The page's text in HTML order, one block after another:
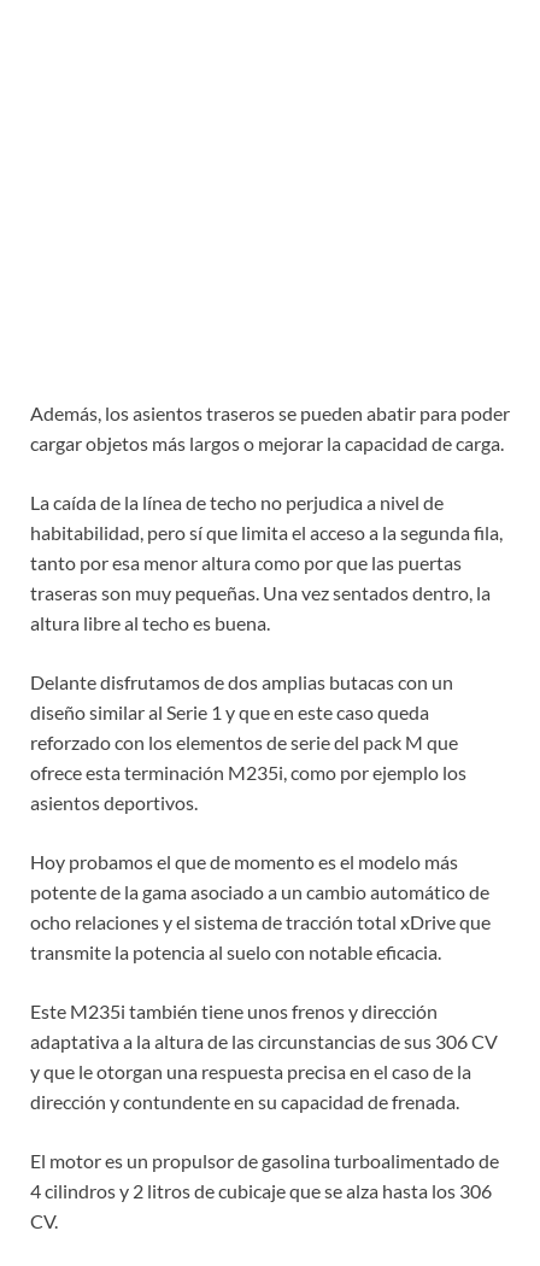
Además, los asientos traseros se pueden abatir para poder
cargar objetos más largos o mejorar la capacidad de carga.
La caída de la línea de techo no perjudica a nivel de
habitabilidad, pero sí que limita el acceso a la segunda fila,
tanto por esa menor altura como por que las puertas
traseras son muy pequeñas. Una vez sentados dentro, la
altura libre al techo es buena.
Delante disfrutamos de dos amplias butacas con un
diseño similar al Serie 1 y que en este caso queda
reforzado con los elementos de serie del pack M que
ofrece esta terminación M235i, como por ejemplo los
asientos deportivos.
Hoy probamos el que de momento es el modelo más
potente de la gama asociado a un cambio automático de
ocho relaciones y el sistema de tracción total xDrive que
transmite la potencia al suelo con notable eficacia.
Este M235i también tiene unos frenos y dirección
adaptativa a la altura de las circunstancias de sus 306 CV
y que le otorgan una respuesta precisa en el caso de la
dirección y contundente en su capacidad de frenada.
El motor es un propulsor de gasolina turboalimentado de
4 cilindros y 2 litros de cubicaje que se alza hasta los 306
CV.